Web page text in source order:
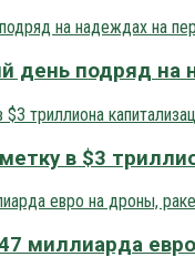
день подряд
в $3
миллиарда